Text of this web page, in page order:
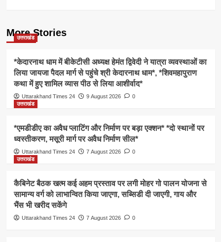
More Stories
उत्तराखंड
*केदारनाथ धाम में बीकेटीसी अध्यक्ष हेमंत द्विवेदी ने यात्रा व्यवस्थाओं का
लिया जायजा पैदल मार्ग से पहुंचे श्री केदारनाथ धाम*, *शिवमहापुराण
कथा में हुए शामिल व्यास पीठ से लिया आशीर्वाद*
Uttarakhand Times 24 9 August 2026
0
उत्तराखंड
*एमडीडीए का अवैध प्लाटिंग और निर्माण पर बड़ा एक्शन* *दो स्थानों पर
ध्वस्तीकरण, मसूरी मार्ग पर अवैध निर्माण सील*
Uttarakhand Times 24 7 August 2026
0
उत्तराखंड
कैबिनेट बैठक खत्म कई अहम प्रस्ताव पर लगी मोहर गो पालन योजना से
सामान्य वर्ग को लाभान्वित किया जाएगा, सब्सिडी दी जाएगी, गाय और
भैंस भी खरीद सकेंगे
Uttarakhand Times 24 7 August 2026 0